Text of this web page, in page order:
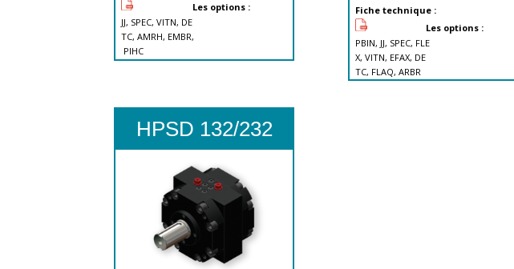
Les options :
JJ, SPEC, VITN, DE
TC, AMRH, EMBR,
PIHC
Fiche technique :
Les options :
PBIN, JJ, SPEC, FLE
X, VITN, EFAX, DE
TC, FLAQ, ARBR
HPSD 132/232